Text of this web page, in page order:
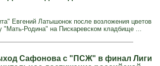
Евгений Латышонок после возложения цветов
"Мать‑Родина" на Пискаревском кладбище ...
Сафонова с "ПСЖ" в финал Лиги